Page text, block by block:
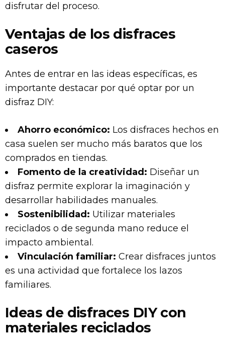
disfrutar del proceso.
Ventajas de los disfraces
caseros
Antes de entrar en las ideas específicas, es
importante destacar por qué optar por un
disfraz DIY:
Ahorro económico: Los disfraces hechos en
casa suelen ser mucho más baratos que los
comprados en tiendas.
Fomento de la creatividad: Diseñar un
disfraz permite explorar la imaginación y
desarrollar habilidades manuales.
Sostenibilidad: Utilizar materiales
reciclados o de segunda mano reduce el
impacto ambiental.
Vinculación familiar: Crear disfraces juntos
es una actividad que fortalece los lazos
familiares.
Ideas de disfraces DIY con
materiales reciclados